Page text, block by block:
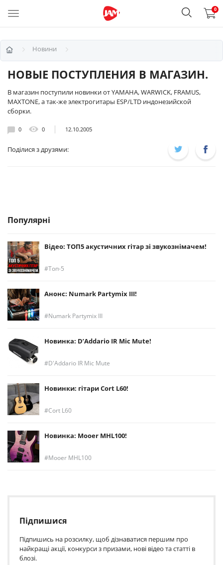
0
Новини
НОВЫЕ ПОСТУПЛЕНИЯ В МАГАЗИН.
В магазин поступили новинки от YAMAHA, WARWICK, FRAMUS,
MAXTONE, а так-же электрогитары ESP/LTD индонезийской
сборки.
0 0 12.10.2005
Поділися з друзями:
Популярні
Відео: ТОП5 акустичних гітар зі звукознімачем!
Топ-5
Анонс: Numark Partymix III!
Numark Partymix III
Новинка: D’Addario IR Mic Mute!
D'Addario IR Mic Mute
Новинки: гітари Cort L60!
Cort L60
Новинка: Mooer MHL100!
Mooer MHL100
Підпишися
Підпишись на розсилку, щоб дізнаватися першим про
найкращі акції, конкурси з призами, нові відео та статті в
блозі.